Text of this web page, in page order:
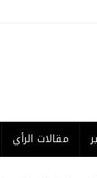
مقالات الرأي